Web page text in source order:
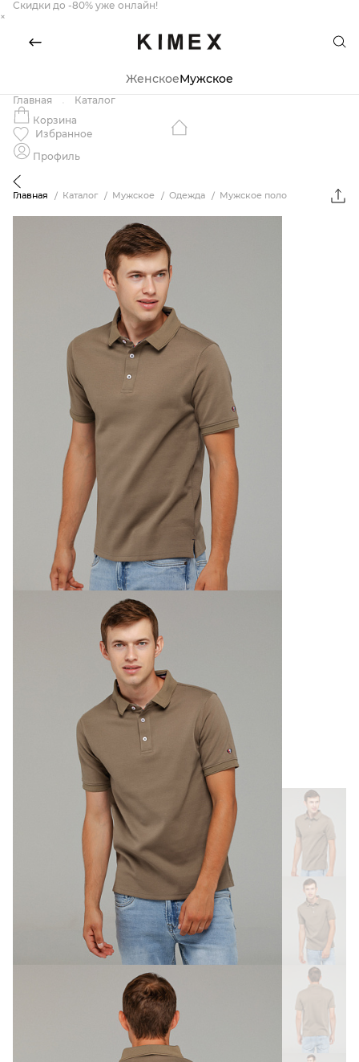
Скидки до -80% уже онлайн!
×
ЖенскоеМужское
Главная
Каталог
Корзина
Избранное
Профиль
Главная Каталог Мужское Одежда Мужское поло